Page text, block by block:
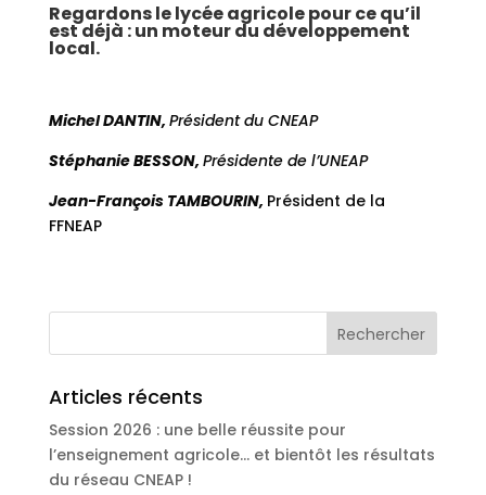
Regardons le lycée agricole pour ce qu’il
est déjà : un moteur du développement
local.
Michel DANTIN, Président du CNEAP
Stéphanie BESSON, Présidente de l’UNEAP
Jean-François TAMBOURIN, Président de la
FFNEAP
Articles récents
Session 2026 : une belle réussite pour
l’enseignement agricole… et bientôt les résultats
du réseau CNEAP !